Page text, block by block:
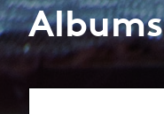
Albums